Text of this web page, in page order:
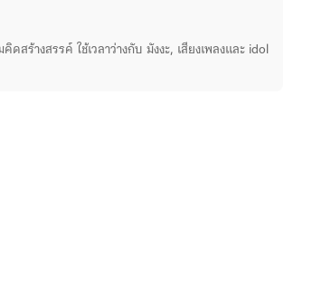
สร้างสรรค์ ใช้เวลาว่างกับ มังงะ, เสียงเพลงและ idol